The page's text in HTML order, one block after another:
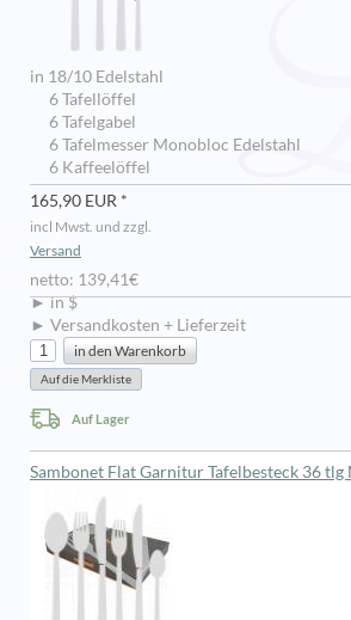
in 18/10 Edelstahl
6 Tafellöffel
6 Tafelgabel
6 Tafelmesser Monobloc Edelstahl
6 Kaffeelöffel
165,90 EUR *
incl Mwst. und zzgl.
Versand
netto: 139,41€
► in $
► Versandkosten + Lieferzeit
Auf Lager
Sambonet Flat Garnitur Tafelbesteck 36